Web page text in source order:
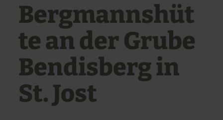
Bergmannshüt
te an der Grube
Bendisberg in
St. Jost